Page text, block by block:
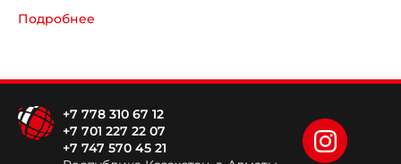
органично вписываясь в интерьер.
Компактность и экономия пространства.
что критично важно для городских квартир и
небольших домов с ограниченным
пространством.
Подробнее
+7 778 310 67 12
+7 701 227 22 07
+7 747 570 45 21